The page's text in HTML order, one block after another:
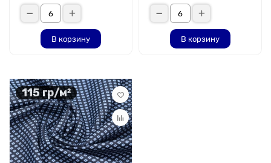
В корзину В корзину
115 гр/м²